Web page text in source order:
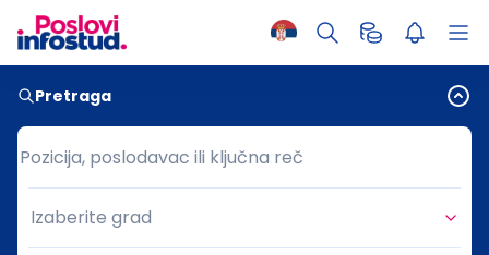
Pretraga
Pozicija, poslodavac ili ključna reč
Pozicija, poslodavac ili ključna reč
Grad
Izaberite grad